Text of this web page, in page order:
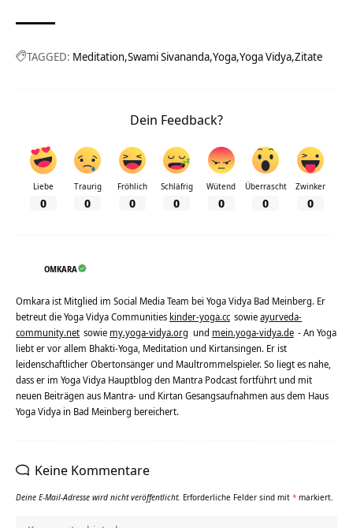
TAGGED: Meditation Swami Sivananda Yoga Yoga Vidya Zitate
Dein Feedback?
Liebe
0
Traurig
0
Fröhlich
0
Schläfrig
0
Wütend
0
Überrascht
0
Zwinker
0
OMKARA
Omkara ist Mitglied im Social Media Team bei Yoga Vidya Bad Meinberg. Er
betreut die Yoga Vidya Communities kinder-yoga.cc sowieayurveda-
community.net sowie my.yoga-vidya.org und mein.yoga-vidya.de - An Yoga
liebt er vor allem Bhakti-Yoga, Meditation und Kirtansingen. Er ist
leidenschaftlicher Obertonsänger und Maultrommelspieler. So liegt es nahe,
dass er im Yoga Vidya Hauptblog den Mantra Podcast fortführt und mit
neuen Beiträgen aus Mantra- und Kirtan Gesangsaufnahmen aus dem Haus
Yoga Vidya in Bad Meinberg bereichert.
Keine Kommentare
Deine E-Mail-Adresse wird nicht veröffentlicht. Erforderliche Felder sind mit * markiert.